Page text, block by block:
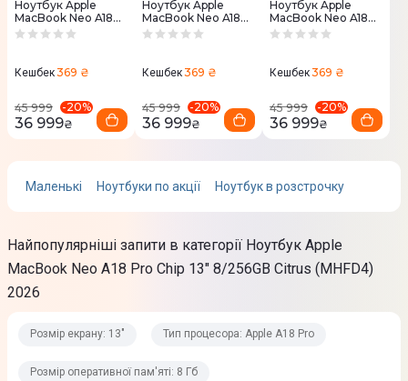
256 Гб
Відеопроцесор
Виробник відеопроцесора
Apple
Інтегрований
Розмір відеопам'яті
Ноутбук Apple
MacBook Neo A18
Pro Chip 13"
Кешбек369 ₴
45 999 -20%
36 999₴
Ноутбук Apple
MacBook Neo A18
Pro Chip 13"
Кешбек369 ₴
45 999 -20%
36 999₴
Ноутбук Apple
MacBook Neo A18
Pro Chip 13"
Кешбек369 ₴
45 999 -20%
36 999₴
Маленькі Ноутбуки по акції Ноутбук в розстрочку
Найпопулярніші запити в категорії Ноутбук Apple
MacBook Neo A18 Pro Chip 13" 8/256GB Citrus (MHFD4)
2026
Розмір екрану: 13" Тип процесора: Apple A18 Pro
Розмір оперативної пам'яті: 8 Гб